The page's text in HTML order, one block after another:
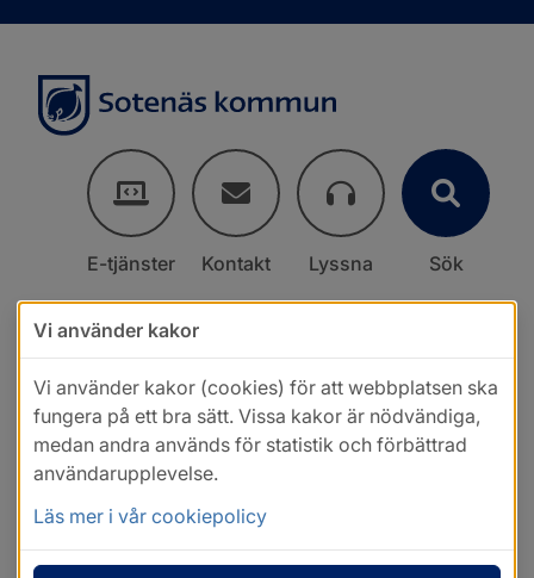
E-tjänster Kontakt Lyssna Sök
Vi använder kakor
Vi använder kakor (cookies) för att webbplatsen ska
fungera på ett bra sätt. Vissa kakor är nödvändiga,
medan andra används för statistik och förbättrad
användarupplevelse.
Läs mer i vår cookiepolicy